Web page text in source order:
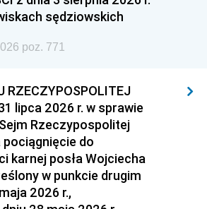
1953 1952
1950
1938 1937
1930
sędziowskich
poz. 771
RZECZYPOSPOLITEJ
lipca 2026 r. w sprawie
Rzeczypospolitej
do
karnej posła Wojciecha
w punkcie drugim
2026 r.,